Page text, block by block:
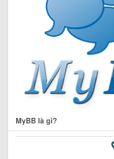
MyBB là gì?